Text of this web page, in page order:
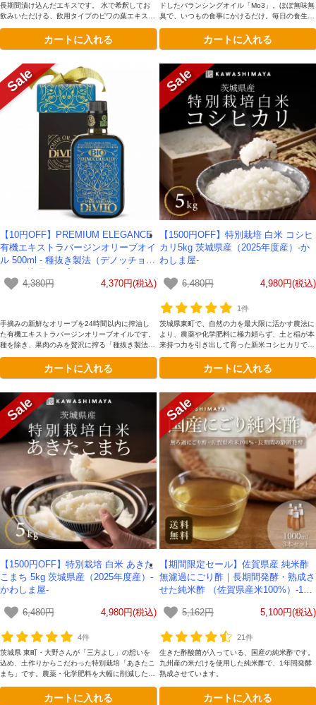
長期間漬け込んだエキスです。 水で希釈してお
飲みいただける、飲用タイプのビワの葉エキスで
カートに入れる
ドしたバランシングオイル「Mo3」。ほぼ無味無
臭で、いつもの食事にかけるだけ。毎日の食生活
カートに入れる
【10円OFF】PREMIUM ELEGANCE
有機エキストラバージンオリーブオイ
ル 500ml - 種抜き製法（デノッチョラ
ガニック【箱へこみのため】
4,380円 4,370円(税込)
手摘みの新鮮なオリーブを24時間以内に搾油し
た有機エキストラバージンオリーブオイルです。
種を除き、果肉のみを贅沢に搾る「種抜き製法
立つ果実味と調和を実現しました。エレガントな
専用BOX入りで、大切な方への贈り物にも最適
カートに入れる
【1500円OFF】特別栽培 白米 コシヒ
カリ5kg 茨城県産（2025年度産）-か
わしま屋-
6,480円 4,980円(税込)
1件
茨城県東町で、自然の力を最大限に活かす農法に
より、農薬や化学肥料に極力頼らず、土と稲が本
来持つ力を引き出して育った新米コシヒカリで
が「健康」になること』『作り手も「健康」であ
ること』の「三方よし」の想いで丁寧に栽培され
を兼ね備えた格別なお米です。
カートに入れる
【1500円OFF】特別栽培 白米 あきた
こまち 5kg 茨城県産（2025年度産）-
かわしま屋-
6,480円 4,980円(税込)
4件
茨城県 東町・大野さんが「三方よし」の想いを
込め、土作りからこだわった特別栽培「あきたこ
まち」です。農薬・化学肥料を大幅に削減した自
っきり上品な甘みが特徴です。
カートに入れる
【期間限定セール】佐賀県産 純米酢
無濾過にごり酢｜長期間発酵・熟成さ
せた純米酢 （佐賀県産米100%）-100
ま屋 5,162円 5,100円(税込)
21件
生きた酢酸菌が入っている、国産の純米酢です。
九州産の米だけを使用した純米酢で、1年間発酵
熟成させています。
カートに入れる